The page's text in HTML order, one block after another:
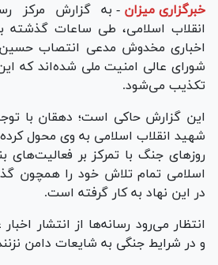
خبرگزاری میزان - به گزارش مرکز
انقلاب اسلامی، طی ساعات گذشته
اخباری مخدوش مدعی انتصاب حسین
شورای عالی امنیت ملی شده‌اند که
تکذیب می‌شود.
این گزارش حاکی است؛ دهقان با
شهید انقلاب اسلامی به وی محول کرده
روزهای جنگ با تمرکز بر فعالیت‌های
اسلامی تمام تلاش خود را همچون
در این نهاد به کار گرفته است.
انتظار می‌رود رسانه‌ها از انتشار
و در شرایط جنگی به شایعات دامن